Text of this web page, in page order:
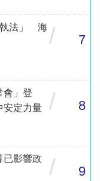
執法」 海 / 7
」登
定力量
/ 8
已影響政
/ 9